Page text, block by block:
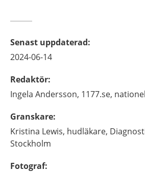
Senast uppdaterad:
2024-06-14
Redaktör:
Ingela Andersson, 1177.se,
Granskare:
Kristina Lewis, hudläkare,
Stockholm
Fotograf: